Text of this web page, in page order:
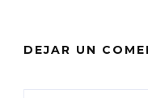
DEJAR UN